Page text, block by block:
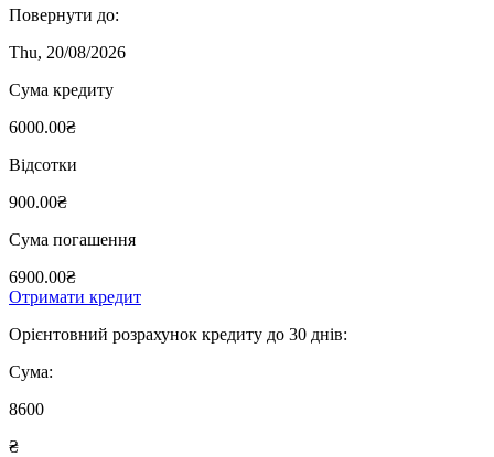
Повернути до:
Thu, 20/08/2026
Сума кредиту
6000.00₴
Відсотки
900.00₴
Сума погашення
6900.00₴
Отримати кредит
Орієнтовний розрахунок кредиту до 30 днів:
Сума:
8600
₴